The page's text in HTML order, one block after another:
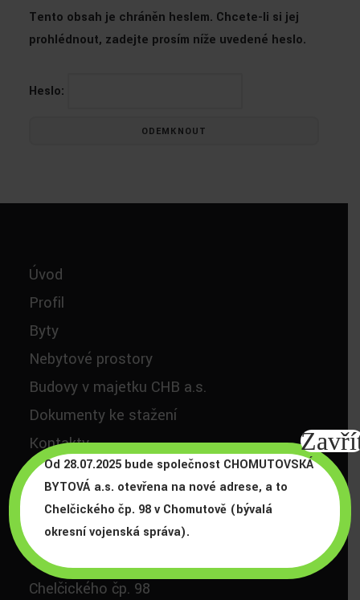
Tento obsah je chráněn heslem. Chcete-li si jej
prohlédnout, zadejte prosím níže uvedené heslo.
Heslo:
Úvod
Profil
Byty
Nebytové prostory
Budovy v majetku CHB a.s.
Dokumenty ke stažení
Kontakty
VSTUP PRO ČLENY
CHOMUTOVSKÁ BYTOVÁ a.s.
Chelčického čp. 98
Od 28.07.2025 bude společnost CHOMUTOVSKÁ
BYTOVÁ a.s. otevřena na nové adrese, a to
Chelčického čp. 98 v Chomutově (bývalá
okresní vojenská správa).